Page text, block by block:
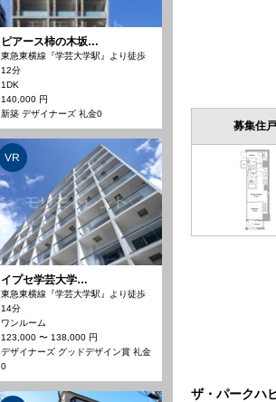
募集住戸
ザ・パークハ
ピアース柿の木坂…
東急東横線『学芸大学駅』より徒歩
12分
1DK
140,000 円
新築 デザイナーズ 礼金0
VR
イプセ学芸大学…
東急東横線『学芸大学駅』より徒歩
14分
ワンルーム
123,000 〜 138,000 円
デザイナーズ グッドデザイン賞 礼金
0